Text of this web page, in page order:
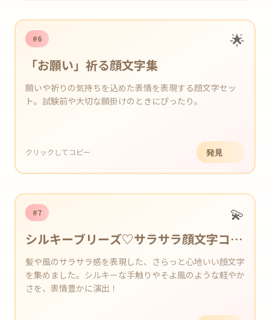
#6 🌟
「お願い」祈る顔文字集
願いや祈りの気持ちを込めた表情を表現する顔文字セッ
ト。試験前や大切な願掛けのときにぴったり。
クリックしてコピー 発見
#7 💫
シルキーブリーズ♡サラサラ顔文字コレ
クション
髪や風のサラサラ感を表現した、さらっと心地いい顔文字
を集めました。シルキーな手触りやそよ風のような軽やか
さを、表情豊かに演出！